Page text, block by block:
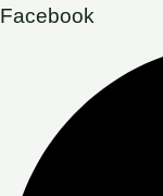
Facebook